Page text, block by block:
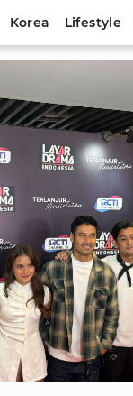
Korea Lifestyle